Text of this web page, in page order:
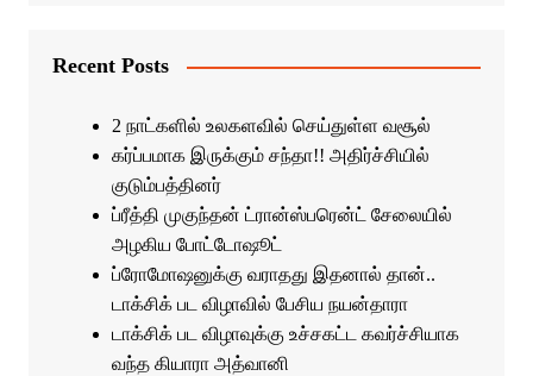
Recent Posts
2 நாட்களில் உலகளவில் செய்துள்ள வசூல்
கர்ப்பமாக இருக்கும் சந்தா!! அதிர்ச்சியில்
குடும்பத்தினர்
ப்ரீத்தி முகுந்தன் ட்ரான்ஸ்பரென்ட் சேலையில்
அழகிய போட்டோஷூட்
ப்ரோமோஷனுக்கு வராதது இதனால் தான்..
டாக்சிக் பட விழாவில் பேசிய நயன்தாரா
டாக்சிக் பட விழாவுக்கு உச்சகட்ட கவர்ச்சியாக
வந்த கியாரா அத்வானி